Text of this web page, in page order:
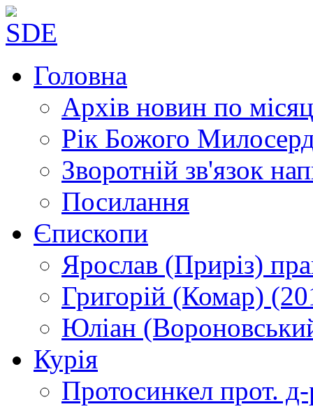
Головна
Архів новин по
Рік Божого
Зворотній зв'язок
Посилання
Єпископи
Ярослав (Приріз)
Григорій (Комар)
Юліан
Курія
Протосинкел прот.